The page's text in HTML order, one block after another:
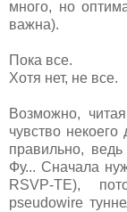
много, но
важна).
Пока все.
Хотя нет, не все.
Возможно,
чувство
правильно,
Фу... Сначала
RSVP-TE),
pseudowire